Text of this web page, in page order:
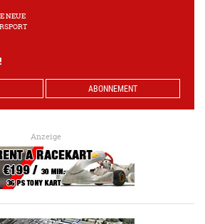
NEUE
ABONNEMENT
Anzeige